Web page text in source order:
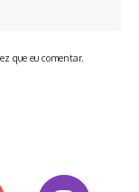
que eu comentar.